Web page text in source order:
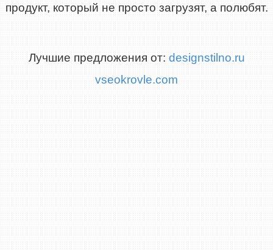
продукт, который не просто загрузят, а полюбят.
Лучшие предложения от: designstilno.ru
vseokrovle.com